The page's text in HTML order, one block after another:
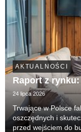
AKTUALNOŚCI
Raport z
24 lipca 2026
Trwające w Polsce
oszczędnych i
przed wejściem do